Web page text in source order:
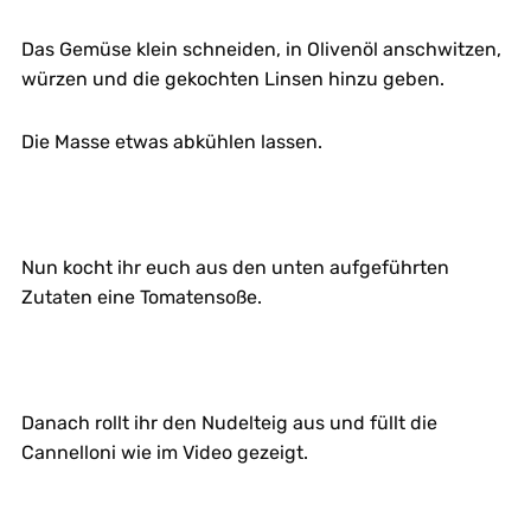
Das Gemüse klein schneiden, in Olivenöl anschwitzen,
würzen und die gekochten Linsen hinzu geben.
Die Masse etwas abkühlen lassen.
Nun kocht ihr euch aus den unten aufgeführten
Zutaten eine Tomatensoße.
Danach rollt ihr den Nudelteig aus und füllt die
Cannelloni wie im Video gezeigt.